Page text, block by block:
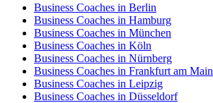
Business Coaches in Berlin
Business Coaches in Hamburg
Business Coaches in München
Business Coaches in Köln
Business Coaches in Nürnberg
Business Coaches in Frankfurt am Main
Business Coaches in Leipzig
Business Coaches in Düsseldorf